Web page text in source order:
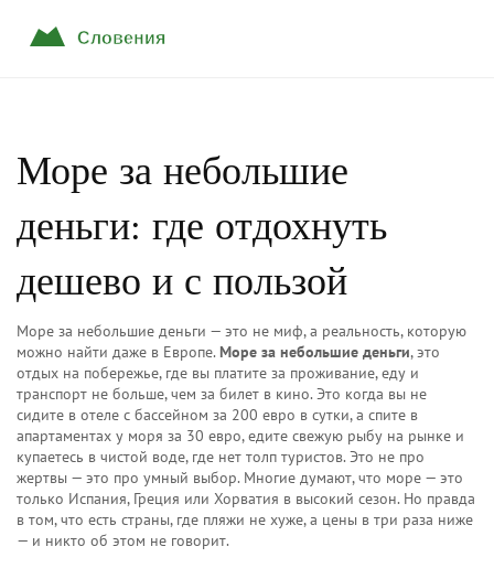
Море за небольшие
деньги: где отдохнуть
дешево и с пользой
Море за небольшие деньги — это не миф, а реальность, которую
можно найти даже в Европе. Море за небольшие деньги,это
отдых на побережье, где вы платите за проживание, еду и
транспорт не больше, чем за билет в кино. Это когда вы не
сидите в отеле с бассейном за 200 евро в сутки, а спите в
апартаментах у моря за 30 евро, едите свежую рыбу на рынке и
купаетесь в чистой воде, где нет толп туристов. Это не про
жертвы — это про умный выбор. Многие думают, что море — это
только Испания, Греция или Хорватия в высокий сезон. Но правда
в том, что есть страны, где пляжи не хуже, а цены в три раза ниже
— и никто об этом не говорит.